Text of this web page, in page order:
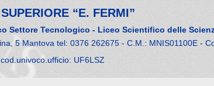
“E. FERMI”
Settore Tecnologico - Liceo Scientifico delle
5 Mantova tel: 0376 262675 - C.M.: MNIS01100E -
UF6LSZ